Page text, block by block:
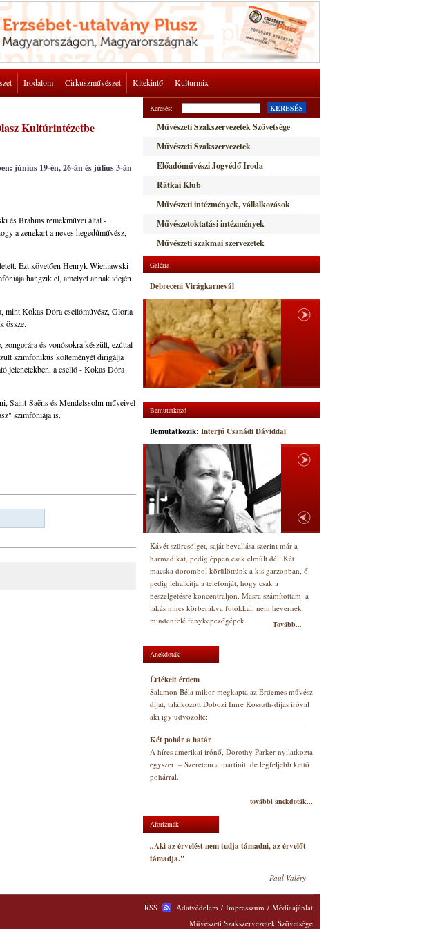
Irodalom Cirkuszművészet Kitekintő Kulturmix
Kultúrintézetbe
június 19-én, 26-án és július 3-án
és Brahms remekművei által -
a zenekart a neves hegedűművész,
Ezt követően Henryk Wieniawski
hangzik el, amelyet annak idején
mint Kokas Dóra csellóművész, Gloria
össze.
és vonósokra készült, ezúttal
szimfonikus költeményét dirigálja
jelenetekben, a cselló - Kokas Dóra
Saint-Saëns és Mendelssohn műveivel
szimfóniája is.
Keresés: KERESÉS
Művészeti Szakszervezetek Szövetsége
Művészeti Szakszervezetek
Előadóművészi Jogvédő Iroda
Rátkai Klub
Művészeti intézmények, vállalkozások
Művészetoktatási intézmények
Művészeti szakmai szervezetek
Galéria
Debreceni Virágkarnevál
Bemutatkozó
Bemutatkozik: Interjú Csanádi Dáviddal
Kávét szürcsölget, saját bevallása szerint már a
harmadikat, pedig éppen csak elmúlt dél. Két
macska dorombol körülöttünk a kis garzonban, ő
pedig lehalkítja a telefonját, hogy csak a
beszélgetésre koncentráljon. Másra számítottam: a
lakás nincs körberakva fotókkal, nem hevernek
mindenfelé fényképezőgépek.
Tovább...
Anekdoták
Értékelt érdem
Salamon Béla mikor megkapta az Érdemes művész
díjat, találkozott Dobozi Imre Kossuth-díjas íróval
aki igy üdvözölte:
Két pohár a határ
A híres amerikai írónő, Dorothy Parker nyilatkozta
egyszer: – Szeretem a martinit, de legfeljebb kettő
pohárral.
további anekdoták...
Aforizmák
„Aki az érvelést nem tudja támadni, az érvelőt
támadja."
Paul Valéry
RSS Adatvédelem / Impresszum / Médiaajánlat
Művészeti Szakszervezetek Szövetsége